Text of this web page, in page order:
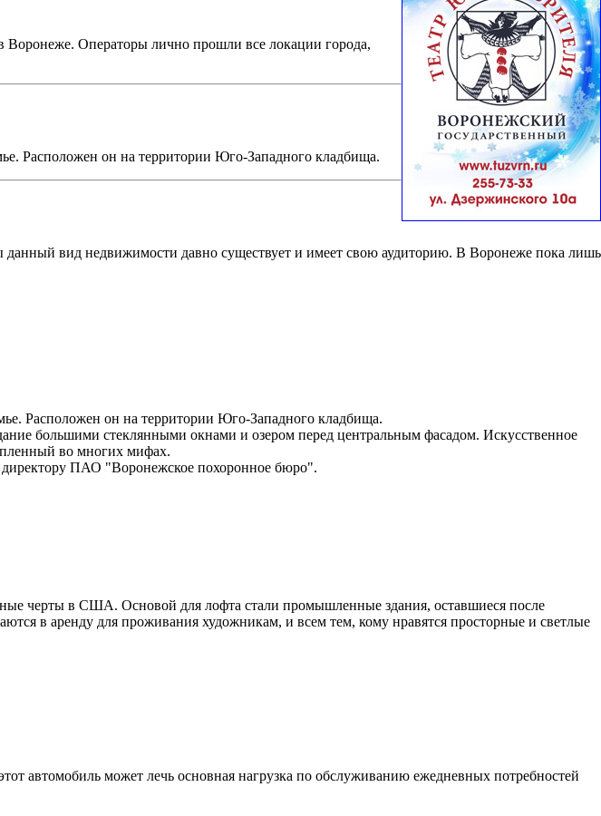
Воронеже. Операторы лично прошли все локации города,
Расположен он на территории Юго-Западного кладбища.
вид недвижимости давно существует и имеет свою аудиторию. В Воронеже пока лишь
Расположен он на территории Юго-Западного кладбища.
большими стеклянными окнами и озером перед центральным фасадом. Искусственное
во многих мифах.
ПАО "Воронежское похоронное бюро".
черты в США. Основой для лофта стали промышленные здания, оставшиеся после
в аренду для проживания художникам, и всем тем, кому нравятся просторные и светлые
автомобиль может лечь основная нагрузка по обслуживанию ежедневных потребностей